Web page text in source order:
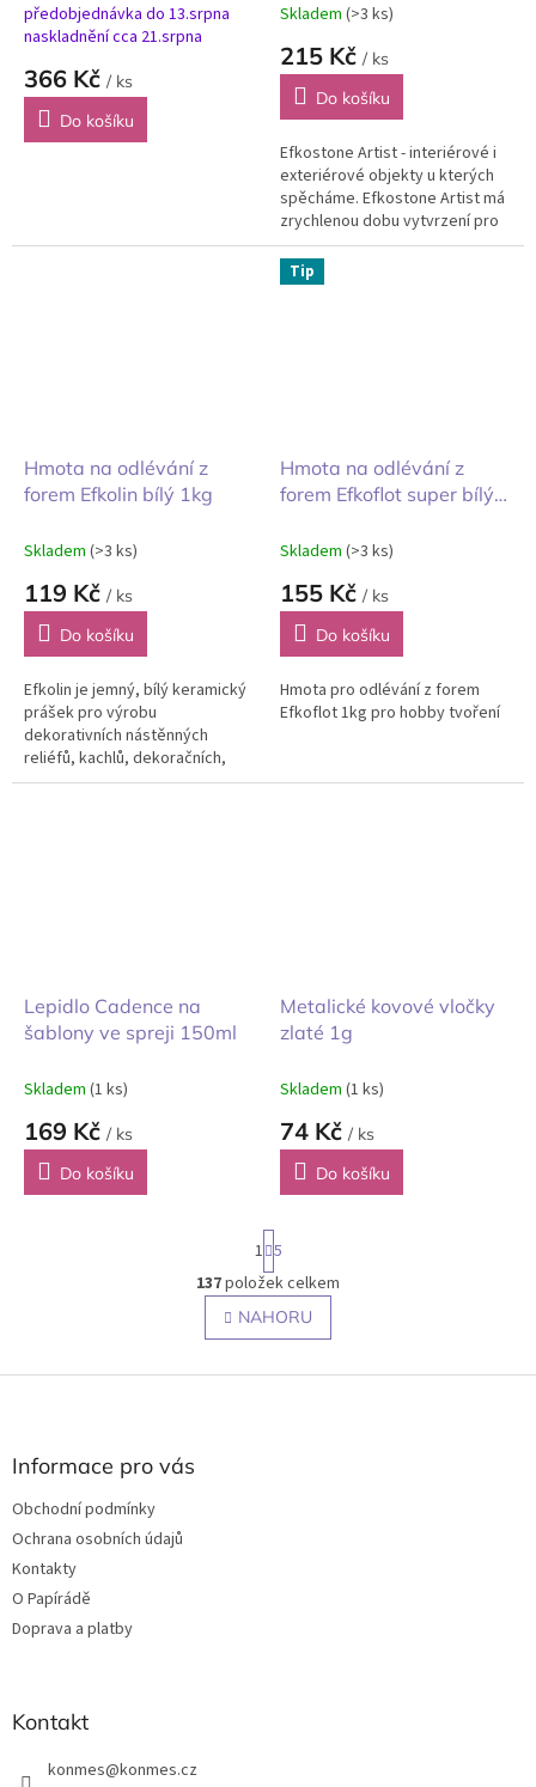
předobjednávka do 13.srpna
naskladnění cca 21.srpna
366 Kč / ks
Do košíku
Skladem (>3 ks)
215 Kč / ks
Do košíku
Efkostone Artist - interiérové i
exteriérové objekty u kterých
spěcháme. Efkostone Artist má
zrychlenou dobu vytvrzení pro
vyjmutí z formy, střední
exteriérová odolnost bez...
Hmota na odlévání z
forem Efkolin bílý 1kg
Skladem (>3 ks)
119 Kč / ks
Do košíku
Efkolin je jemný, bílý keramický
prášek pro výrobu
dekorativních nástěnných
reliéfů, kachlů, dekoračních,
užitných předmětů, sošek i
Tip
Hmota na odlévání z
forem Efkoflot super bílý
Skladem (>3 ks)
155 Kč / ks
Do košíku
Hmota pro odlévání z forem
Efkoflot 1kg pro hobby tvoření
Lepidlo Cadence na
šablony ve spreji 150ml
Skladem (1 ks)
169 Kč / ks
Do košíku
Metalické kovové vločky
zlaté 1g
Skladem (1 ks)
74 Kč / ks
Do košíku
O
v
l
S
t
r
á
n
k
v
1 5
137položek celkem
NAHORU
Z
Informace pro vás
Obchodní podmínky
Ochrana osobních údajů
Kontakty
O Papírádě
Doprava a platby
Kontakt
konmes@konmes.cz